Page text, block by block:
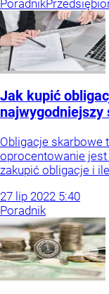
Poradnik
Jak kupić
najwygodniejszy
Obligacje skarbowe
oprocentowanie
zakupić obligacje i
27 lip 2022 5:40
Poradnik